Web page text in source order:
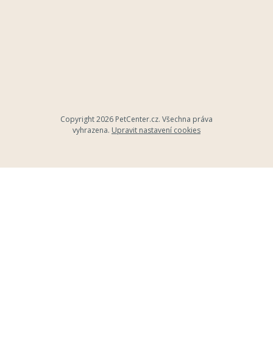
Copyright 2026 PetCenter.cz. Všechna práva
vyhrazena. Upravit nastavení cookies